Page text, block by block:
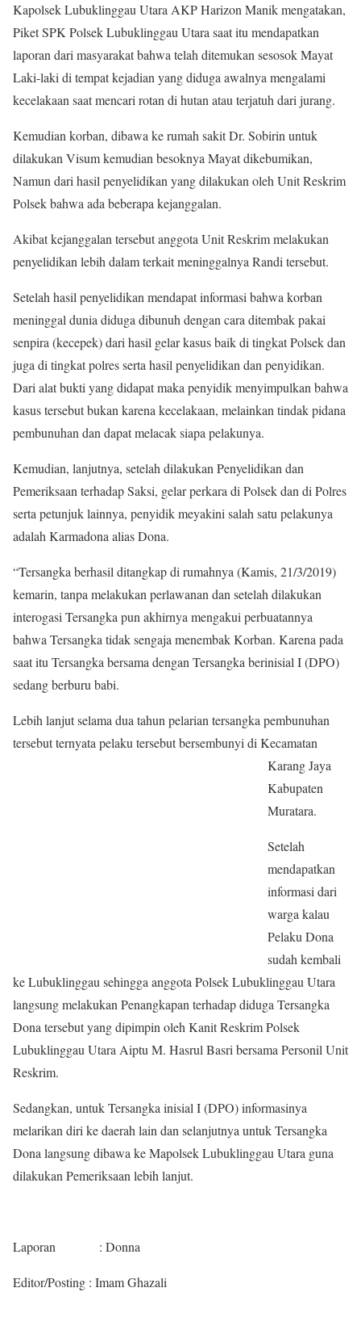
Kapolsek Lubuklinggau Utara AKP Harizon Manik mengatakan,
Piket SPK Polsek Lubuklinggau Utara saat itu mendapatkan
laporan dari masyarakat bahwa telah ditemukan sesosok Mayat
Laki-laki di tempat kejadian yang diduga awalnya mengalami
kecelakaan saat mencari rotan di hutan atau terjatuh dari jurang.
Kemudian korban, dibawa ke rumah sakit Dr. Sobirin untuk
dilakukan Visum kemudian besoknya Mayat dikebumikan,
Namun dari hasil penyelidikan yang dilakukan oleh Unit Reskrim
Polsek bahwa ada beberapa kejanggalan.
Akibat kejanggalan tersebut anggota Unit Reskrim melakukan
penyelidikan lebih dalam terkait meninggalnya Randi tersebut.
Setelah hasil penyelidikan mendapat informasi bahwa korban
meninggal dunia diduga dibunuh dengan cara ditembak pakai
senpira (kecepek) dari hasil gelar kasus baik di tingkat Polsek dan
juga di tingkat polres serta hasil penyelidikan dan penyidikan.
Dari alat bukti yang didapat maka penyidik menyimpulkan bahwa
kasus tersebut bukan karena kecelakaan, melainkan tindak pidana
pembunuhan dan dapat melacak siapa pelakunya.
Kemudian, lanjutnya, setelah dilakukan Penyelidikan dan
Pemeriksaan terhadap Saksi, gelar perkara di Polsek dan di Polres
serta petunjuk lainnya, penyidik meyakini salah satu pelakunya
adalah Karmadona alias Dona.
“Tersangka berhasil ditangkap di rumahnya (Kamis, 21/3/2019)
kemarin, tanpa melakukan perlawanan dan setelah dilakukan
interogasi Tersangka pun akhirnya mengakui perbuatannya
bahwa Tersangka tidak sengaja menembak Korban. Karena pada
saat itu Tersangka bersama dengan Tersangka berinisial I (DPO)
sedang berburu babi.
Lebih lanjut selama dua tahun pelarian tersangka pembunuhan
tersebut ternyata pelaku tersebut bersembunyi di Kecamatan
KarangJaya
Kabupaten
Muratara.
Setelah
mendapatkan
informasi dari
warga kalau
Pelaku Dona
sudah kembali
ke Lubuklinggau sehingga anggota Polsek Lubuklinggau Utara
langsung melakukan Penangkapan terhadap diduga Tersangka
Dona tersebut yang dipimpin oleh Kanit Reskrim Polsek
Lubuklinggau Utara Aiptu M. Hasrul Basri bersama Personil Unit
Reskrim.
Sedangkan, untuk Tersangka inisial I (DPO) informasinya
melarikan diri ke daerah lain dan selanjutnya untuk Tersangka
Dona langsung dibawa ke Mapolsek Lubuklinggau Utara guna
dilakukan Pemeriksaan lebih lanjut.
Laporan : Donna
Editor/Posting : Imam Ghazali